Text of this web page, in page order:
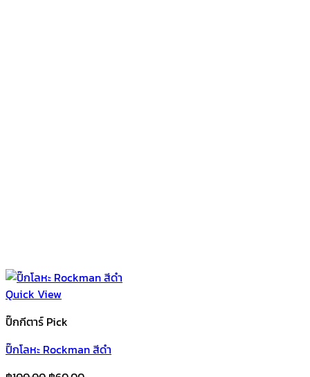
Quick View
ปิ๊กกีตาร์ Pick
ปิ๊กโลหะ Rockman สีดำ